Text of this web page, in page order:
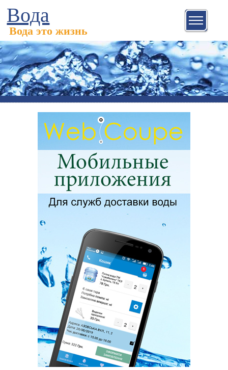
Вода
Вода это жизнь